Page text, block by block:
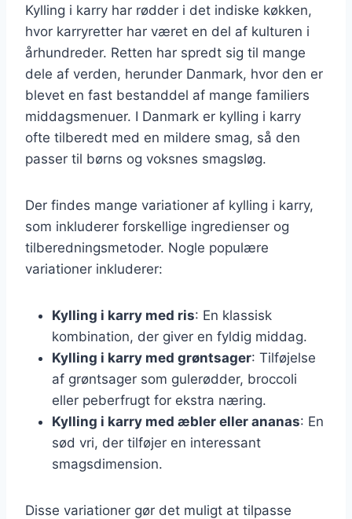
Kylling i karry har rødder i det indiske køkken,
hvor karryretter har været en del af kulturen i
århundreder. Retten har spredt sig til mange
dele af verden, herunder Danmark, hvor den er
blevet en fast bestanddel af mange familiers
middagsmenuer. I Danmark er kylling i karry
ofte tilberedt med en mildere smag, så den
passer til børns og voksnes smagsløg.
Der findes mange variationer af kylling i karry,
som inkluderer forskellige ingredienser og
tilberedningsmetoder. Nogle populære
variationer inkluderer:
Kylling i karry med ris: En klassisk
kombination, der giver en fyldig middag.
Kylling i karry med grøntsager: Tilføjelse
af grøntsager som gulerødder, broccoli
eller peberfrugt for ekstra næring.
Kylling i karry med æbler eller ananas: En
sød vri, der tilføjer en interessant
smagsdimension.
Disse variationer gør det muligt at tilpasse